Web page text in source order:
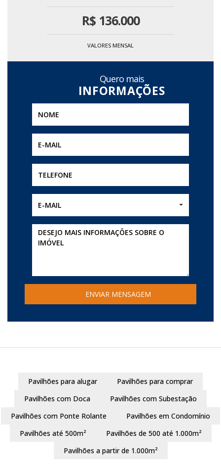
R$136.000
VALORES MENSAL
Quero mais
E-MAIL
Pavilhões para alugar
Pavilhões para comprar
Pavilhões com Doca
Pavilhões com Subestação
Pavilhões com Ponte Rolante
Pavilhões em Condomínio
Pavilhões até 500m²
Pavilhões de 500 até 1.000m²
Pavilhões a partir de 1.000m²